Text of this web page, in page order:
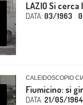
LAZIO Si
DATA: 03/1963
CALEIDOSCOPIO
Fiumicino: si
DATA: 21/05/1964